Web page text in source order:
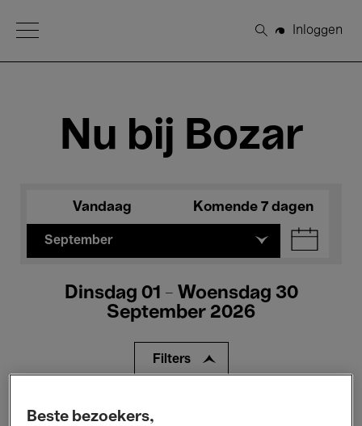
Open Menu
Zoeken
Inloggen
Nu bij Bozar
Vandaag Komende 7 dagen
September
Dinsdag 01 - Woensdag 30
September 2026
Filters
Alle evenementen
Beste bezoekers,